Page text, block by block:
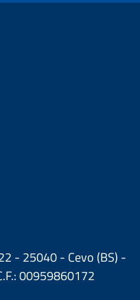
- 25040 - Cevo (BS) -
00959860172